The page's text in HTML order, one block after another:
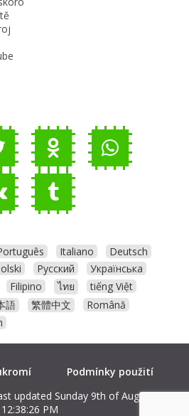
Italiano
Deutsch
Русский
Українська
Filipino ไทย
tiếng Việt
語 繁體中文
Română
Podmínky použití
updated Sunday 9th of August 2026
12:38:26 PM